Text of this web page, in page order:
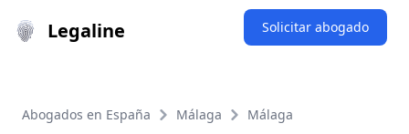
Legaline Solicitar abogado
Abogados en España Málaga Málaga